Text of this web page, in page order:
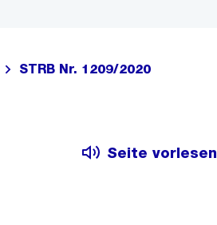
STRB Nr. 1209/2020
Seite vorlesen